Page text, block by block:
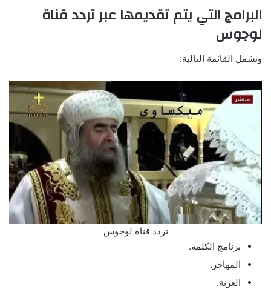
البرامج التي يتم تقديمها عبر تردد قناة
لوجوس
وتشمل القائمة التالية:
تردد قناة لوجوس
برنامج الكلمة.
المهاجر.
الغربة.